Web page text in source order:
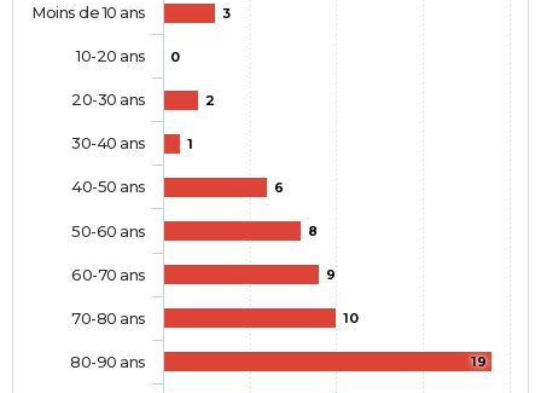
3
0
2
1
6
8
9
10
19
Moins de 10 ans
10-20 ans
20-30 ans
30-40 ans
40-50 ans
50-60 ans
60-70 ans
70-80 ans
80-90 ans